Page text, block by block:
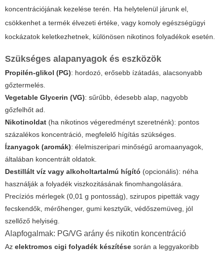
koncentrációjának kezelése terén. Ha helytelenül járunk el,
csökkenhet a termék élvezeti értéke, vagy komoly egészségügyi
kockázatok keletkezhetnek, különösen nikotinos folyadékok esetén.
Szükséges alapanyagok és eszközök
Propilén-glikol (PG): hordozó, erősebb ízátadás, alacsonyabb
gőztermelés.
Vegetable Glycerin (VG): sűrűbb, édesebb alap, nagyobb
gőzfelhőt ad.
Nikotinoldat (ha nikotinos végeredményt szeretnénk): pontos
százalékos koncentráció, megfelelő hígítás szükséges.
Ízanyagok (aromák): élelmiszeripari minőségű aromaanyagok,
általában koncentrált oldatok.
Destillált víz vagy alkoholtartalmú hígító (opcionális): néha
használják a folyadék viszkozitásának finomhangolására.
Precíziós mérlegek (0,01 g pontosság), szirupos pipetták vagy
fecskendők, mérőhenger, gumi kesztyűk, védőszemüveg, jól
szellőző helyiség.
Alapfogalmak: PG/VG arány és nikotin koncentráció
Az elektromos cigi folyadék készítése során a leggyakoribb